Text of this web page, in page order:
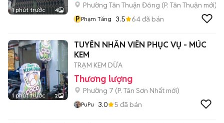
1 phút trước 4
Phường Tân Thuận Đông (P. Tân Thuận mới)
P Phạm Tăng 3.5 64đã bán
1 phút trước 2
TUYỂN NHÂN VIÊN PHỤC VỤ - MÚC
KEM
TRẠM KEM DỪA
Thương lượng
Phường 7 (P. Tân Sơn Nhất mới)
PuPu 3.0 5 đã bán